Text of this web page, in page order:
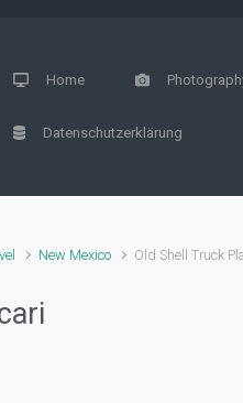
Home
Datenschutzerklärung
New Mexico Old Shell Truck